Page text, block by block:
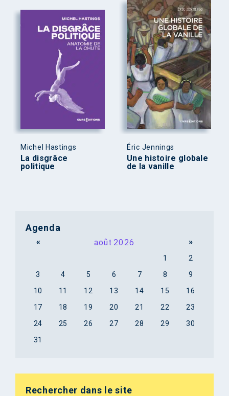
Michel Hastings
La disgrâce
politique
Éric Jennings
Une histoire globale
de la vanille
Agenda
« août 2026 »
1
2
3
4 5 6 7 8
9
10
11 12 13 14 15
16
17
18 19 20 21 22
23
24
25 26 27 28 29
30
31
Rechercher dans le site